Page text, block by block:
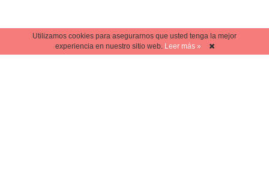
Utilizamos cookies para asegurarnos que usted tenga la mejor
experiencia en nuestro sitio web. Leer más »